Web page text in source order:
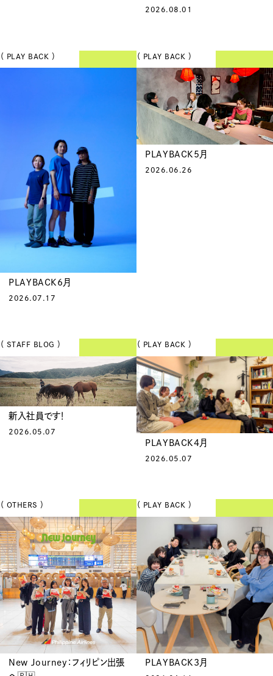
2026.08.01
（ PLAY BACK ）
PLAYBACK6月
2026.07.17
（ PLAY BACK ）
PLAYBACK5月
2026.06.26
（ STAFF BLOG ）
新入社員です！
2026.05.07
（ PLAY BACK ）
PLAYBACK4月
2026.05.07
（ OTHERS ）
New Journey：フィリピン出張
（ PLAY BACK ）
PLAYBACK3月